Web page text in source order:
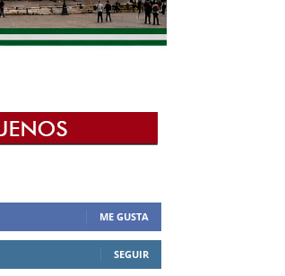
ME GUSTA
SEGUIR